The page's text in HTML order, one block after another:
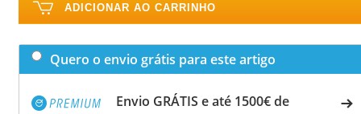
ADICIONAR AO CARRINHO
Quero o envio grátis para este artigo
Envio GRÁTIS e até 1500€ de